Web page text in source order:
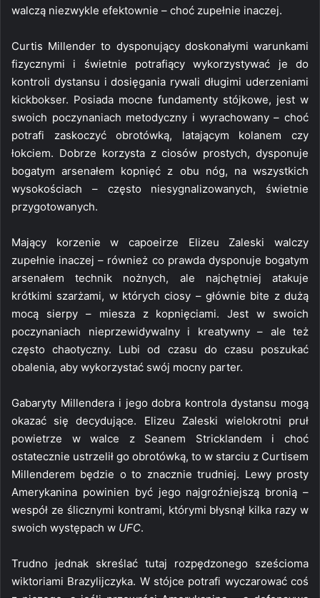
walczą niezwykle efektownie – choć zupełnie inaczej.
Curtis Millender to dysponujący doskonałymi warunkami
fizycznymi i świetnie potrafiący wykorzystywać je do
kontroli dystansu i dosięgania rywali długimi uderzeniami
kickbokser. Posiada mocne fundamenty stójkowe, jest w
swoich poczynaniach metodyczny i wyrachowany – choć
potrafi zaskoczyć obrotówką, latającym kolanem czy
łokciem. Dobrze korzysta z ciosów prostych, dysponuje
bogatym arsenałem kopnięć z obu nóg, na wszystkich
wysokościach – często niesygnalizowanych, świetnie
przygotowanych.
Mający korzenie w capoeirze Elizeu Zaleski walczy
zupełnie inaczej – również co prawda dysponuje bogatym
arsenałem technik nożnych, ale najchętniej atakuje
krótkimi szarżami, w których ciosy – głównie bite z dużą
mocą sierpy – miesza z kopnięciami. Jest w swoich
poczynaniach nieprzewidywalny i kreatywny – ale też
często chaotyczny. Lubi od czasu do czasu poszukać
obalenia, aby wykorzystać swój mocny parter.
Gabaryty Millendera i jego dobra kontrola dystansu mogą
okazać się decydujące. Elizeu Zaleski wielokrotni pruł
powietrze w walce z Seanem Stricklandem i choć
ostatecznie ustrzelił go obrotówką, to w starciu z Curtisem
Millenderem będzie o to znacznie trudniej. Lewy prosty
Amerykanina powinien być jego najgroźniejszą bronią –
wespół ze ślicznymi kontrami, którymi błysnął kilka razy w
swoich występach w UFC.
Trudno jednak skreślać tutaj rozpędzonego sześcioma
wiktoriami Brazylijczyka. W stójce potrafi wyczarować coś